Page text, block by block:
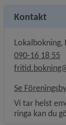
Kontakt
Lokalbokning,
090-16 18 55
Se
Vi tar helst
ringa kan du